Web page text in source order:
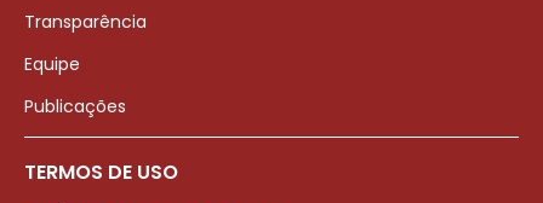
Transparência
Equipe
Publicações
TERMOS DE USO